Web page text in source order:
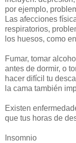
por ejemplo,
Las afecciones
respiratorios,
los huesos, como
Fumar, tomar
antes de dormir, o
hacer difícil tu
la cama también
Existen
que tus horas de
Insomnio